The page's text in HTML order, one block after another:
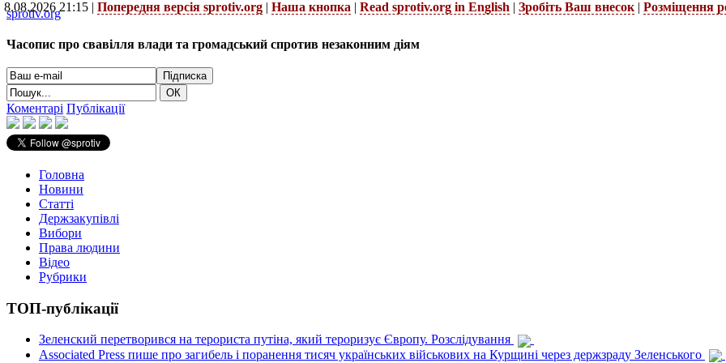
8.08.2026 21:15 | Попередня версія sprotiv.org | Наша кнопка | Read sprotiv.org in English | Зробіть Ваш внесок | Розміщення
sprotiv.org
Часопис про свавілля влади та громадський спротив незаконним діям
Коментарі Публікації
Головна
Новини
Статті
Держзакупівлі
Вибори
Права людини
Відео
Рубрики
ТОП-публікації
Зеленский перетворився на терориста путіна, який тероризує Європу. Розслідування
Associated Press пише про загибель і поранення тисяч українських військових на Курщині через держзраду Зеленського